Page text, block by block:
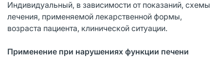
Индивидуальный, в зависимости от показаний, схемы
лечения, применяемой лекарственной формы,
возраста пациента, клинической ситуации.
Применение при нарушениях функции печени